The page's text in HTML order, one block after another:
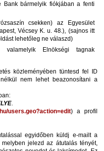
Bank bármelyik fiókjában a fenti
csekken) az Egyesület
Vécsey K. u. 48.), (sajnos itt
lehetőleg ne válaszd)
valamelyik Elnökségi tagnak
közleményében tüntesd fel ID
nem lehet beazonosítani a
.
users.geo?action=edit) a profil
egyidőben küldj e-mailt a
melyben jelezd az átutalás tényét,